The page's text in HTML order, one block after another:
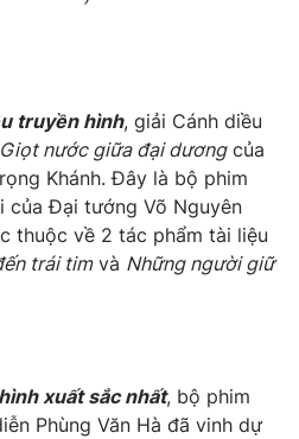
truyền hình, giải Cánh diều
Giọt nước giữa đại dươngcủa
Khánh. Đây là bộ phim
Đại tướng Võ Nguyên
thuộc về 2 tác phẩm tài liệu
trái timvà Những người giữ
xuất sắc nhất, bộ phim
Phùng Văn Hà đã vinh dự